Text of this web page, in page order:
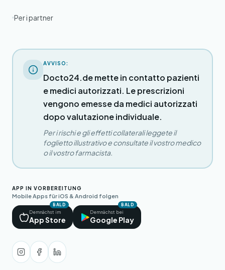
Per i partner
AVVISO:
Docto24.de mette in contatto pazienti
e medici autorizzati. Le prescrizioni
vengono emesse da medici autorizzati
dopo valutazione individuale.
Per i rischi e gli effetti collaterali leggete il
foglietto illustrativo e consultate il vostro medico
o il vostro farmacista.
APP IN VORBEREITUNG
Mobile Apps für iOS & Android folgen
BALD
Demnächst im
App Store
BALD
Demnächst bei
Google Play